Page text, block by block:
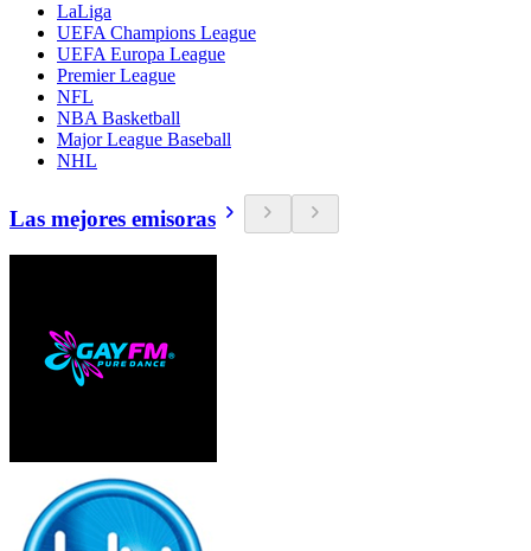
LaLiga
UEFA Champions League
UEFA Europa League
Premier League
NFL
NBA Basketball
Major League Baseball
NHL
Las mejores emisoras